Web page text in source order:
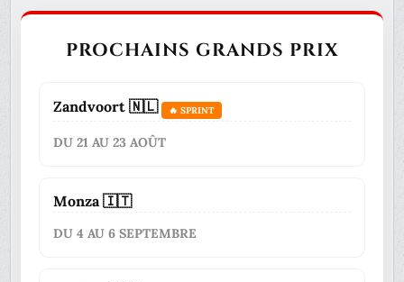
PROCHAINS GRANDS PRIX
Zandvoort 🇳🇱 🔥 SPRINT
DU 21 AU 23 AOÛT
Monza 🇮🇹
DU 4 AU 6 SEPTEMBRE